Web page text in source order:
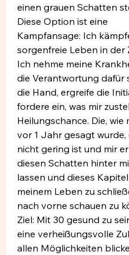
einen grauen Schatten
Diese Option ist eine
Kampfansage: Ich
sorgenfreie Leben in der
Ich nehme meine
die Verantwortung dafür
die Hand, ergreife die
fordere ein, was mir
Heilungschance. Die, wie
vor 1 Jahr gesagt wurde,
nicht gering ist und mir
diesen Schatten hinter
lassen und dieses
meinem Leben zu
nach vorne schauen zu
Ziel: Mit 30 gesund zu
eine verheißungsvolle
allen Möglichkeiten